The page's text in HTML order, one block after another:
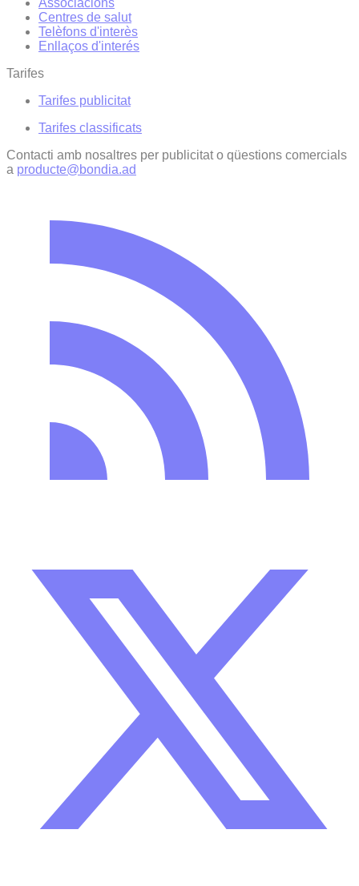
Associacions
Centres de salut
Telèfons d'interès
Enllaços d'interés
Tarifes
Tarifes publicitat
Tarifes classificats
Contacti amb nosaltres per publicitat o qüestions comercials
a producte@bondia.ad